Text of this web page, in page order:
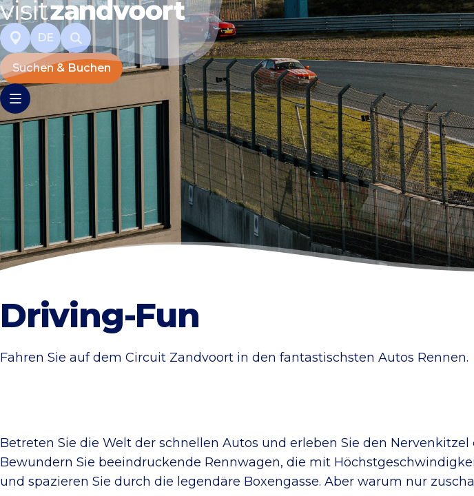
DE
Suchen & Buchen
Driving-Fun
Fahren Sie auf dem Circuit Zandvoort in den fantastischsten Autos Rennen.
Betreten Sie die Welt der schnellen Autos und erleben Sie den
Bewundern Sie beeindruckende Rennwagen, die mit
und spazieren Sie durch die legendäre Boxengasse. Aber warum nur